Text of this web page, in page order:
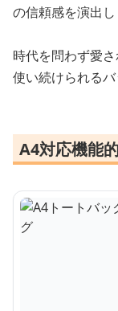
の信頼感を演出し
時代を問わず愛
使い続けられるバ
A4対応機能